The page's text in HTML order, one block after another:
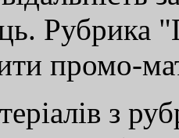
Рубрика
промо-
з